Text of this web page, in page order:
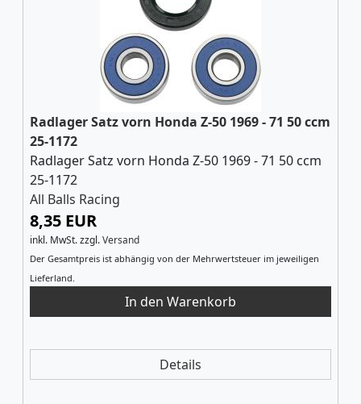
Radlager Satz vorn Honda Z-50 1969 - 71 50 ccm
25-1172
Radlager Satz vorn Honda Z-50 1969 - 71 50 ccm
25-1172
All Balls Racing
8,35 EUR
inkl. MwSt.zzgl.Versand
Der Gesamtpreis ist abhängig von der Mehrwertsteuer im jeweiligen
Lieferland.
Details